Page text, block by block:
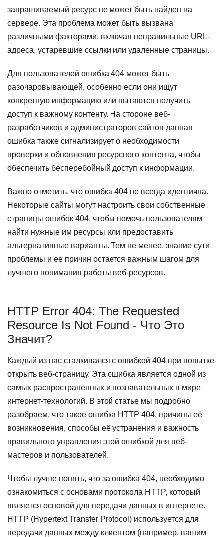
запрашиваемый ресурс не может быть найден на
сервере. Эта проблема может быть вызвана
различными факторами, включая неправильные URL-
адреса, устаревшие ссылки или удаленные страницы.
Для пользователей ошибка 404 может быть
разочаровывающей, особенно если они ищут
конкретную информацию или пытаются получить
доступ к важному контенту. На стороне веб-
разработчиков и администраторов сайтов данная
ошибка также сигнализирует о необходимости
проверки и обновления ресурсного контента, чтобы
обеспечить бесперебойный доступ к информации.
Важно отметить, что ошибка 404 не всегда идентична.
Некоторые сайты могут настроить свои собственные
страницы ошибок 404, чтобы помочь пользователям
найти нужные им ресурсы или предоставить
альтернативные варианты. Тем не менее, знание сути
проблемы и ее причин остается важным шагом для
лучшего понимания работы веб-ресурсов.
HTTP Error 404: The Requested
Resource Is Not Found - Что Это
Значит?
Каждый из нас сталкивался с ошибкой 404 при попытке
открыть веб-страницу. Эта ошибка является одной из
самых распространенных и познавательных в мире
интернет-технологий. В этой статье мы подробно
разобраем, что такое ошибка HTTP 404, причины её
возникновения, способы её устранения и важность
правильного управления этой ошибкой для веб-
мастеров и пользователей.
Чтобы лучше понять, что за ошибка 404, необходимо
ознакомиться с основами протокола HTTP, который
является основой для передачи данных в интернете.
HTTP (Hypertext Transfer Protocol) используется для
передачи данных между клиентом (например, вашим